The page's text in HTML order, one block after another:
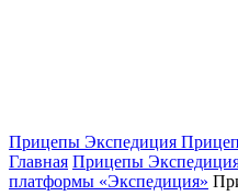
Прицепы Экспедиция
Главная Прицепы
платформы «Экспедиция»